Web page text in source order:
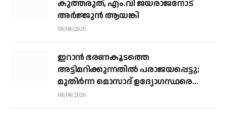
കുത്തരുത്, എം.വി ജയരാജനോട്
അർജ്ജുൻ ആയങ്കി
08/08/2026
ഇറാന്‍ ഭരണകൂടത്തെ
അട്ടിമറിക്കുന്നതില്‍ പരാജയപ്പെട്ടു;
മുതിര്‍ന്ന മൊസാദ് ഉദ്യോഗസ്ഥരെ
പിരിച്ചുവിട്ടു
08/08/2026